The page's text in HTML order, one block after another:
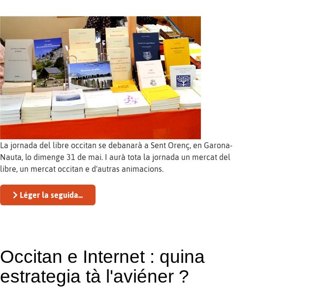
La jornada del libre occitan se debanarà a Sent Orenç, en Garona-
Nauta, lo dimenge 31 de mai. I aurà tota la jornada un mercat del
libre, un mercat occitan e d'autras animacions.
Léger la seguida...
Occitan e Internet : quina
estrategia tà l'aviéner ?